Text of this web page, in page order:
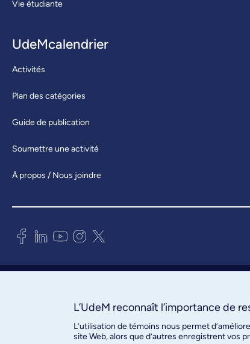
Vie étudiante
UdeMcalendrier
Activités
Plan des catégories
Guide de publication
Soumettre une activité
À propos / Nous joindre
Bureau des communications et
3744, rue Jean-Brillant, bureau 490
L’UdeM reconnaît l’importance de
L’utilisation de témoins nous permet
site Web, alors que d’autres enregistrent vos